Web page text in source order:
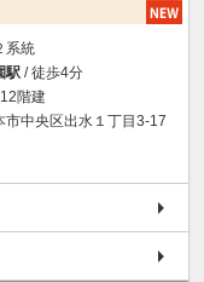
系統
駅 / 徒歩4分
階建
市中央区出水１丁目3-17